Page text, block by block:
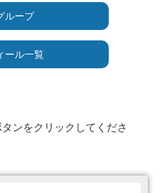
ループ
ール一覧
ンをクリックしてくださ